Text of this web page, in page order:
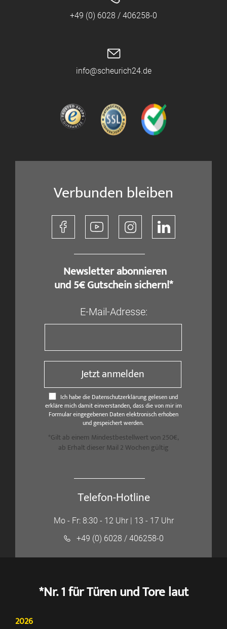
+49 (0) 6028 / 406258-0
info@scheurich24.de
Verbunden bleiben
​ Newsletter abonnieren
und 5€ Gutschein sichern!*
E-Mail-Adresse:
Jetzt anmelden
Ich habe die Datenschutzerklärung gelesen und
erkläre mich damit einverstanden, dass die von mir im
Formular eingegebenen Daten elektronisch erhoben
und gespeichert werden.
*Gilt ab einem Mindestbestellwert von 250€,
ab Erhalt dieser Mail 2 Wochen gültig
Telefon-Hotline
Mo - Fr: 8:30 - 12 Uhr | 13 - 17 Uhr
+49 (0) 6028 / 406258-0
*Nr. 1 für Türen und Tore laut
2026